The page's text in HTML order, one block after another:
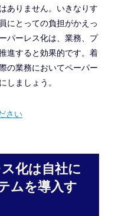
ありません。いきなりす
にとっての負担がかえっ
パーレス化は、業務、プ
進すると効果的です。着
の業務においてペーパー
しましょう。
さい
化は自社に
ムを導入す